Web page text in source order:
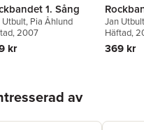
1. Sång
Utbult, Pia Åhlund
, 2007
kr
Jan Utbult
Häftad,
369 kr
av